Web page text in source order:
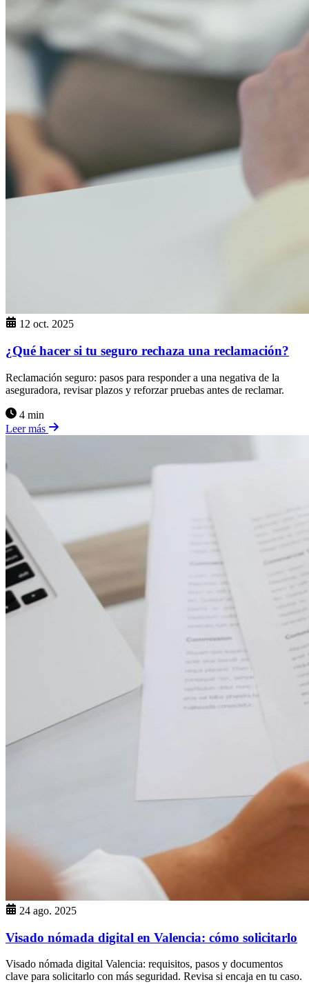
12 oct. 2025
¿Qué hacer si tu seguro rechaza una reclamación?
Reclamación seguro: pasos para responder a una negativa de la
aseguradora, revisar plazos y reforzar pruebas antes de reclamar.
4 min
Leer más
24 ago. 2025
Visado nómada digital en Valencia: cómo solicitarlo
Visado nómada digital Valencia: requisitos, pasos y documentos
clave para solicitarlo con más seguridad. Revisa si encaja en tu caso.